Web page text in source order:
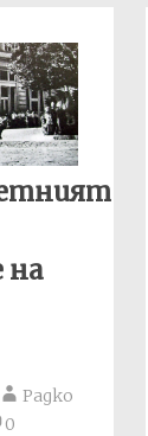
на
Радко
0